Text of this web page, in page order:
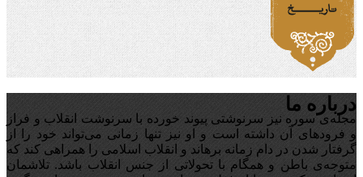
درباره ما
مجله‌ی سوره نیز سرنوشتی پیوند خورده با سرنوشت انقلاب و فراز
و فرودهای آن داشته است و او نیز تنها زمانی می‌تواند خود را از
گرفتار شدن در دام زمانه برهاند و انقلاب اسلامی را همراهی کند که
متوجه‌ی باطن و همگام با تحولاتی از جنس انقلاب باشد. تلاشمان